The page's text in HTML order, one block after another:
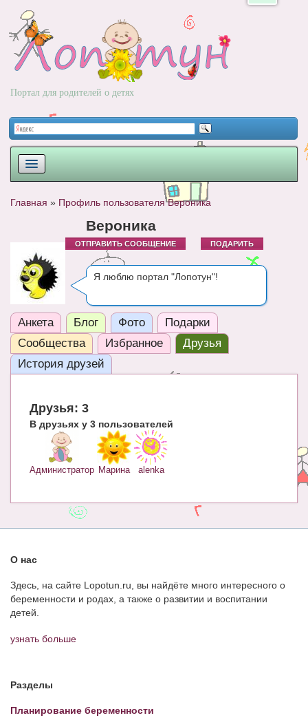
Портал для родителей о детях
НОВОРОЖДЕННЫЙ
РАЗВИТИЕ
ВОПРОС-ОТВЕТ
ЧАТ
КНИГИ
Сказки
ПСИХОЛОГИЯ
ЗДОРОВЬЕ
КОНКУРСЫ
БЛОГИ
БЕРЕМЕННОСТЬ
Календарь беременности
Энциклопедия
Имена. Святцы
Главная » Профиль пользователя Вероника
Вероника
ОТПРАВИТЬ СООБЩЕНИЕ ПОДАРИТЬ
Я люблю портал "Лопотун"!
Анкета Блог Фото
Подарки
Сообщества
Избранное
Друзья
История друзей
Друзья: 3
В друзьях у 3 пользователей
Администратор Марина alenka
О нас
Здесь, на сайте Lopotun.ru, вы найдёте много интересного о
беременности и родах, а также о развитии и воспитании
детей.
узнать больше
Разделы
Планирование беременности